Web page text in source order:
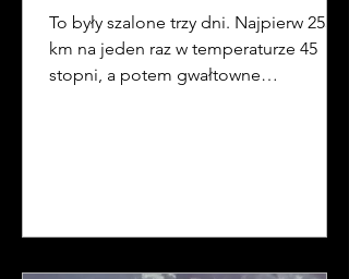
To były szalone trzy dni. Najpierw 255
km na jeden raz w temperaturze 45
stopni, a potem gwałtowne